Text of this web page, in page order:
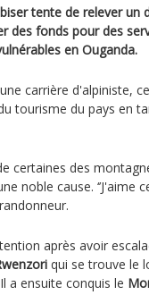
tente de relever un
des fonds pour des
en Ouganda.
carrière d'alpiniste,
tourisme du pays en
certaines des
noble cause. ‘’J'aime
après avoir
qui se trouve le
a ensuite conquis le